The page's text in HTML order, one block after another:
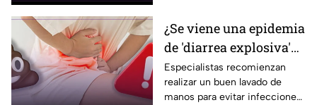
¿Se viene una epidemia
de 'diarrea explosiva'
en Veracruz? Esto se
sabe
Especialistas recomienzan
realizar un buen lavado de
manos para evitar infecciones